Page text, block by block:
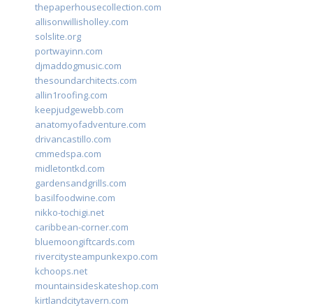
thepaperhousecollection.com
allisonwillisholley.com
solslite.org
portwayinn.com
djmaddogmusic.com
thesoundarchitects.com
allin1roofing.com
keepjudgewebb.com
anatomyofadventure.com
drivancastillo.com
cmmedspa.com
midletontkd.com
gardensandgrills.com
basilfoodwine.com
nikko-tochigi.net
caribbean-corner.com
bluemoongiftcards.com
rivercitysteampunkexpo.com
kchoops.net
mountainsideskateshop.com
kirtlandcitytavern.com